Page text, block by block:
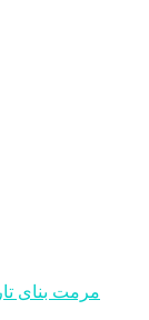
مرمت بنای